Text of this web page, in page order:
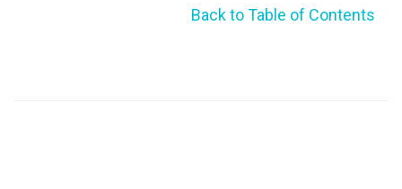
Back to Table of Contents